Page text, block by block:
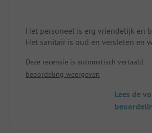
Het personeel is erg vriendelijk en
Het sanitair is oud en versleten en
schoongemaakt. We blijven twee
moet minstens één keer
Deze recensie is automatisch vertaald.
beoordeling weergeven
Lees de